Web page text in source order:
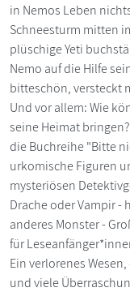
in Nemos Leben
Schneesturm mitten
plüschige Yeti
Nemo auf die Hilfe
bitteschön, versteckt
Und vor allem: Wie
seine Heimat
die Buchreihe "Bitte
urkomische Figuren
mysteriösen
Drache oder Vampir -
anderes Monster -
für
Ein verlorenes
und viele